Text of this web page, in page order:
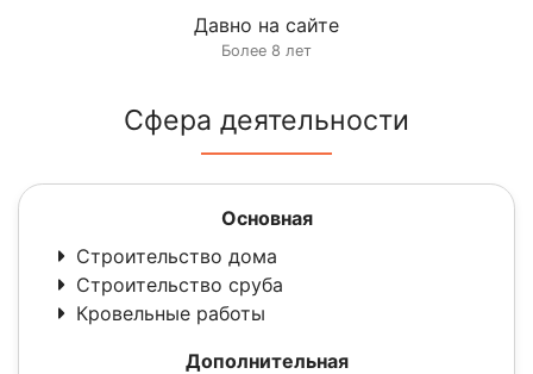
Давно на сайте
Более 8 лет
Сфера деятельности
Основная
Строительство дома
Строительство сруба
Кровельные работы
Дополнительная